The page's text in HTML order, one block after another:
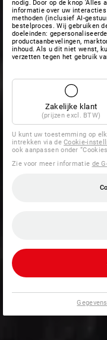
nodig. Door op de knop 'Alles
informatie over uw
methoden (inclusief AI-
bestelproces. Wij gebruiken
doeleinden:
productaanbevelingen,
inhoud. Als u dit niet wenst,
verzetten tegen het gebruik
Zakelijke klant
(prijzen excl. BTW)
U kunt uw toestemming op
intrekken via deCookie-
ook aanpassen onder
Zie voor meer informatie de